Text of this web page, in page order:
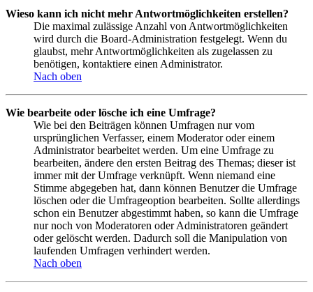
Wieso kann ich nicht mehr Antwortmöglichkeiten erstellen?
Die maximal zulässige Anzahl von Antwortmöglichkeiten
wird durch die Board-Administration festgelegt. Wenn du
glaubst, mehr Antwortmöglichkeiten als zugelassen zu
benötigen, kontaktiere einen Administrator.
Nach oben
Wie bearbeite oder lösche ich eine Umfrage?
Wie bei den Beiträgen können Umfragen nur vom
ursprünglichen Verfasser, einem Moderator oder einem
Administrator bearbeitet werden. Um eine Umfrage zu
bearbeiten, ändere den ersten Beitrag des Themas; dieser ist
immer mit der Umfrage verknüpft. Wenn niemand eine
Stimme abgegeben hat, dann können Benutzer die Umfrage
löschen oder die Umfrageoption bearbeiten. Sollte allerdings
schon ein Benutzer abgestimmt haben, so kann die Umfrage
nur noch von Moderatoren oder Administratoren geändert
oder gelöscht werden. Dadurch soll die Manipulation von
laufenden Umfragen verhindert werden.
Nach oben